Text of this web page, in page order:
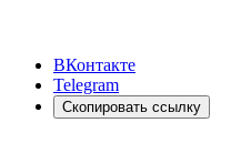
ВКонтакте
Telegram
Скопировать ссылку